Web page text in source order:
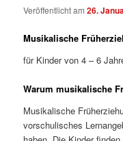
Veröffentlicht am26.
Musikalische
für Kinder von 4 – 6
Warum musikalische
Musikalische
vorschulisches